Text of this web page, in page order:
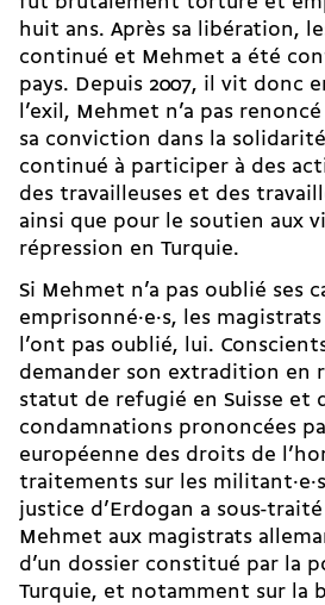
huit ans. Après sa libération,
continué et Mehmet a été
pays. Depuis 2007, il vit donc
l’exil, Mehmet n’a pas
sa conviction dans la
continué à participer à des
des travailleuses et des
ainsi que pour le soutien aux
répression en Turquie.
Si Mehmet n’a pas oublié ses
emprison­né·e·s, les
l’ont pas oublié, lui.
demander son extradition en
statut de refugié en Suisse et
condamnations prononcées
européenne des droits de
traitements sur les
justice d’Erdogan a sous-
Mehmet aux magistrats
d’un dossier constitué par la
Turquie, et notamment sur la